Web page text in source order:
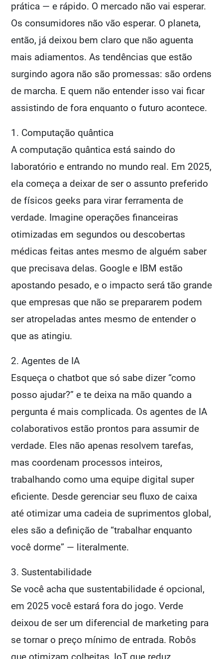
prática — e rápido. O mercado não vai esperar.
Os consumidores não vão esperar. O planeta,
então, já deixou bem claro que não aguenta
mais adiamentos. As tendências que estão
surgindo agora não são promessas: são ordens
de marcha. E quem não entender isso vai ficar
assistindo de fora enquanto o futuro acontece.
1. Computação quântica
A computação quântica está saindo do
laboratório e entrando no mundo real. Em 2025,
ela começa a deixar de ser o assunto preferido
de físicos geeks para virar ferramenta de
verdade. Imagine operações financeiras
otimizadas em segundos ou descobertas
médicas feitas antes mesmo de alguém saber
que precisava delas. Google e IBM estão
apostando pesado, e o impacto será tão grande
que empresas que não se prepararem podem
ser atropeladas antes mesmo de entender o
que as atingiu.
2. Agentes de IA
Esqueça o chatbot que só sabe dizer “como
posso ajudar?” e te deixa na mão quando a
pergunta é mais complicada. Os agentes de IA
colaborativos estão prontos para assumir de
verdade. Eles não apenas resolvem tarefas,
mas coordenam processos inteiros,
trabalhando como uma equipe digital super
eficiente. Desde gerenciar seu fluxo de caixa
até otimizar uma cadeia de suprimentos global,
eles são a definição de “trabalhar enquanto
você dorme” — literalmente.
3. Sustentabilidade
Se você acha que sustentabilidade é opcional,
em 2025 você estará fora do jogo. Verde
deixou de ser um diferencial de marketing para
se tornar o preço mínimo de entrada. Robôs